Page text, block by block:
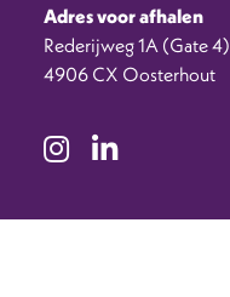
Adres voor afhalen
Rederijweg 1A (Gate 4)
4906 CX Oosterhout